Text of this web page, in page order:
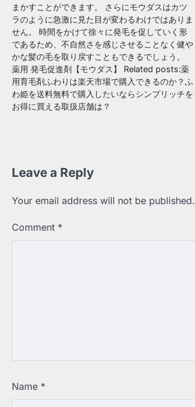
まかすことができます。 さらにモウダスはカツ
ラのように急激に見た目が変わるわけではありま
せん。 時間をかけて徐々に発毛を促していく形
であるため、不自然さを感じさせることなく健や
かな髪の毛を取り戻すこともできるでしょう。
薬用 発毛促進剤【モウダス】 Related posts:薬
用育毛剤ふわりは楽天市場で購入できるのか？ふ
わ姫を送料無料で購入したいならシンプリッチを
お得に買える取扱店舗は？
Leave a Reply
Your email address will not be published.
Comment *
Name *